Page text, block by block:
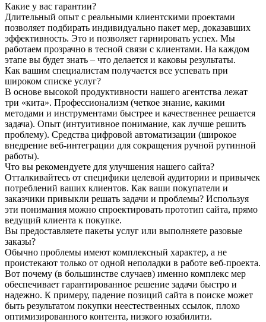
Какие у вас гарантии?
Длительный опыт с реальными клиентскими проектами
позволяет подбирать индивидуально пакет мер, доказавших
эффективность. Это и позволяет гарнировать успех. Мы
работаем прозрачно в тесной связи с клиентами. На каждом
этапе вы будет знать – что делается и каковы результаты.
Как вашим специалистам получается все успевать при
широком списке услуг?
В основе высокой продуктивности нашего агентства лежат
три «кита». Профессионализм (четкое знание, какими
методами и инструментами быстрее и качественнее решается
задача). Опыт (интуитивное понимание, как лучше решить
проблему). Средства цифровой автоматизации (широкое
внедрение веб-интеграции для сокращения ручной рутинной
работы).
Что вы рекомендуете для улучшения нашего сайта?
Отталкивайтесь от специфики целевой аудитории и привычек
потреблений ваших клиентов. Как ваши покупатели и
заказчики привыкли решать задачи и проблемы? Используя
эти понимания можно спроектировать прототип сайта, прямо
ведущий клиента к покупке.
Вы предоставляете пакеты услуг или выполняете разовые
заказы?
Обычно проблемы имеют комплексный характер, а не
проистекают только от одной неполадки в работе веб-проекта.
Вот почему (в большинстве случаев) именно комплекс мер
обеспечивает гарантированное решение задачи быстро и
надежно. К примеру, падение позиций сайта в поиске может
быть результатом покупки неестественных ссылок, плохо
оптимизированного контента, низкого юзабилити.